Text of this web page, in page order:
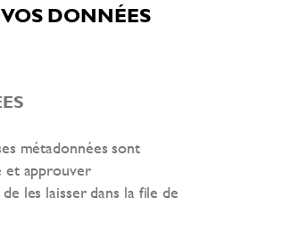
DONNÉES
métadonnées sont
et approuver
les laisser dans la file de